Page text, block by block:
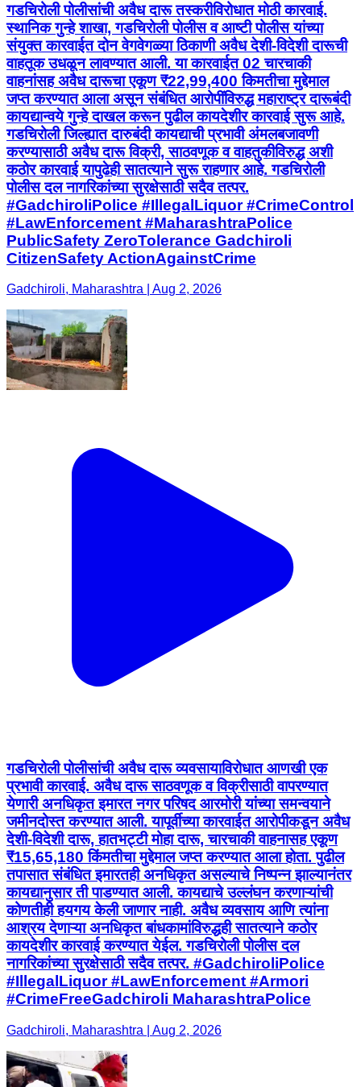
गडचिरोली पोलीसांची अवैध दारू तस्करीविरोधात मोठी कारवाई.
स्थानिक गुन्हे शाखा, गडचिरोली पोलीस व आष्टी पोलीस यांच्या
संयुक्त कारवाईत दोन वेगवेगळ्या ठिकाणी अवैध देशी-विदेशी दारूची
वाहतूक उधळून लावण्यात आली. या कारवाईत 02 चारचाकी
वाहनांसह अवैध दारूचा एकूण ₹22,99,400 किमतीचा मुद्देमाल
जप्त करण्यात आला असून संबंधित आरोपींविरुद्ध महाराष्ट्र दारूबंदी
कायद्यान्वये गुन्हे दाखल करून पुढील कायदेशीर कारवाई सुरू आहे.
गडचिरोली जिल्ह्यात दारुबंदी कायद्याची प्रभावी अंमलबजावणी
करण्यासाठी अवैध दारू विक्री, साठवणूक व वाहतुकीविरुद्ध अशी
कठोर कारवाई यापुढेही सातत्याने सुरू राहणार आहे. गडचिरोली
पोलीस दल नागरिकांच्या सुरक्षेसाठी सदैव तत्पर.
#GadchiroliPolice #IllegalLiquor #CrimeControl
#LawEnforcement #MaharashtraPolice
PublicSafety ZeroTolerance Gadchiroli
CitizenSafety ActionAgainstCrime
Gadchiroli, Maharashtra | Aug 2, 2026
गडचिरोली पोलीसांची अवैध दारू व्यवसायाविरोधात आणखी एक
प्रभावी कारवाई. अवैध दारू साठवणूक व विक्रीसाठी वापरण्यात
येणारी अनधिकृत इमारत नगर परिषद आरमोरी यांच्या समन्वयाने
जमीनदोस्त करण्यात आली. यापूर्वीच्या कारवाईत आरोपीकडून अवैध
देशी-विदेशी दारू, हातभट्टी मोहा दारू, चारचाकी वाहनासह एकूण
₹15,65,180 किंमतीचा मुद्देमाल जप्त करण्यात आला होता. पुढील
तपासात संबंधित इमारतही अनधिकृत असल्याचे निष्पन्न झाल्यानंतर
कायद्यानुसार ती पाडण्यात आली. कायद्याचे उल्लंघन करणाऱ्यांची
कोणतीही हयगय केली जाणार नाही. अवैध व्यवसाय आणि त्यांना
आश्रय देणाऱ्या अनधिकृत बांधकामांविरुद्धही सातत्याने कठोर
कायदेशीर कारवाई करण्यात येईल. गडचिरोली पोलीस दल
नागरिकांच्या सुरक्षेसाठी सदैव तत्पर. #GadchiroliPolice
#IllegalLiquor #LawEnforcement #Armori
#CrimeFreeGadchiroli MaharashtraPolice
Gadchiroli, Maharashtra | Aug 2, 2026